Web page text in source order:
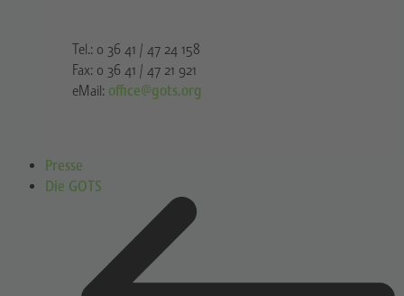
Tel.: 0 36 41 / 47 24 158
Fax: 0 36 41 / 47 21 921
eMail: office@gots.org
Presse
Die GOTS